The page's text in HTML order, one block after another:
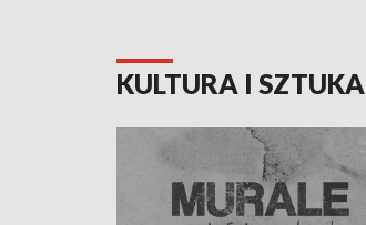
KULTURA I SZTUKA